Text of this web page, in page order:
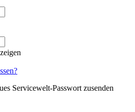
Servicewelt-Passwort zusenden